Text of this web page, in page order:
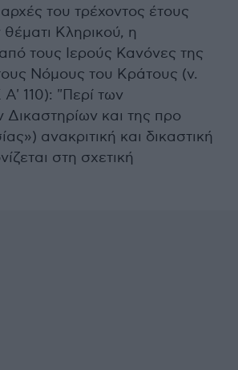
αρχές του τρέχοντος έτους
θέματι Κληρικού, η
τους Ιερούς Κανόνες της
Νόμους του Κράτους (ν.
110): "Περί των
Δικαστηρίων και της προ
ανακριτική και δικαστική
στη σχετική